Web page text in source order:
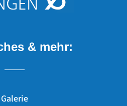
& mehr:
Galerie